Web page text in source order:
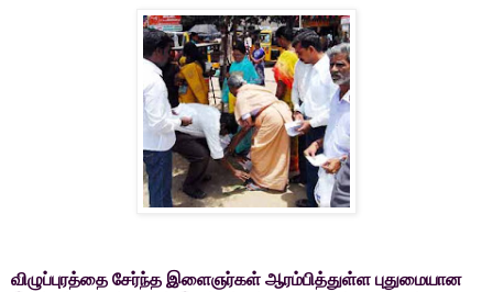
விழுப்புரத்தை சேர்ந்த இளைஞர்கள் ஆரம்பித்துள்ள புதுமையான